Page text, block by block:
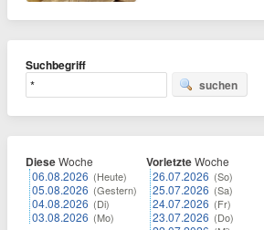
Suchbegriff
suchen
DieseWoche
06.08.2026 (Heute)
05.08.2026 (Gestern)
04.08.2026 (Di)
03.08.2026 (Mo)
VorletzteWoche
26.07.2026 (So)
25.07.2026 (Sa)
24.07.2026 (Fr)
23.07.2026 (Do)